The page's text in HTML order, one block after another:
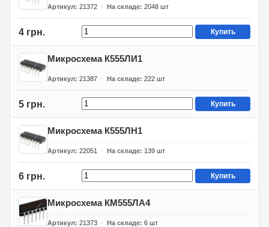
Артикул 21372 На складе 2048 шт
4 грн. Купить
Микросхема К555ЛИ1
Артикул 21387 На складе 222 шт
5 грн. Купить
Микросхема К555ЛН1
Артикул 22051 На складе 139 шт
6 грн. Купить
Микросхема КМ555ЛА4
Артикул 21373 На складе 6 шт